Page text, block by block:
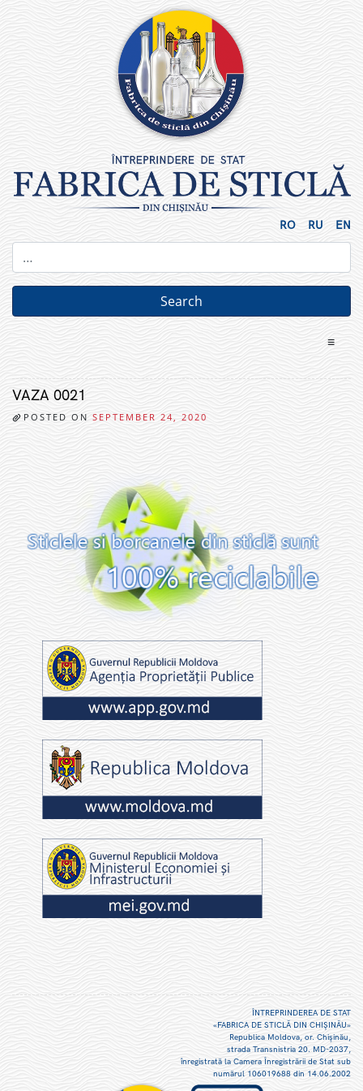
RO RU EN
≡
VAZA 0021
POSTED ON SEPTEMBER 24, 2020
ÎNTREPRINDEREA DE STAT
«FABRICA DE STICLĂ DIN CHIŞINĂU»
Republica Moldova, or. Chişinău,
strada Transnistria 20. MD-2037,
înregistrată la Camera Înregistrării de Stat sub
numărul 106019688 din 14.06.2002